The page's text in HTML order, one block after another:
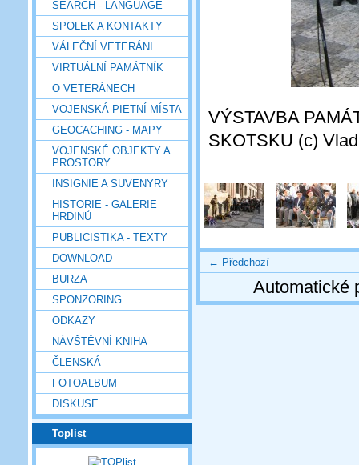
SEARCH - LANGUAGE
SPOLEK A KONTAKTY
VÁLEČNÍ VETERÁNI
VIRTUÁLNÍ PAMÁTNÍK
O VETERÁNECH
VOJENSKÁ PIETNÍ MÍSTA
GEOCACHING - MAPY
VOJENSKÉ OBJEKTY A
PROSTORY
INSIGNIE A SUVENYRY
HISTORIE - GALERIE
HRDINŮ
PUBLICISTIKA - TEXTY
DOWNLOAD
BURZA
SPONZORING
ODKAZY
NÁVŠTĚVNÍ KNIHA
ČLENSKÁ
FOTOALBUM
DISKUSE
Toplist
VÝSTAVBA
SKOTSKU (c)
← Předchozí
Automatické